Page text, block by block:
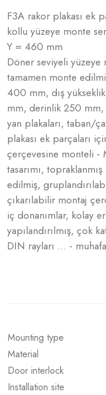
F3A rakor plakası ek
kollu yüzeye monte
Y = 460 mm
Döner seviyeli yüzeye
tamamen monte
400 mm, dış
mm, derinlik 250 mm,
yan plakaları, taban/
plakası ek parçaları
çerçevesine monteli -
tasarımı,
edilmiş,
çıkarılabilir montaj
iç donanımlar, kolay
yapılandırılmış, çok
DIN rayları ... -
Mounting type
Material
Door interlock
Installation site